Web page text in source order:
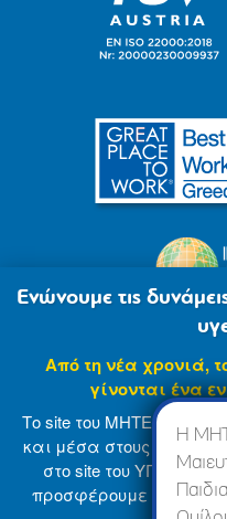
© 2007-2024 ΜΗΤΕΡΑ Α.Ε
Η
Ενώνουμε τις
Από τη νέα χρονιά,
γίνονται ένα
Το site του ΜΗΤΕΡΑ
και μέσα στους
στο site του ΥΓΕΙΑ (
προσφέρουμε μια πιο